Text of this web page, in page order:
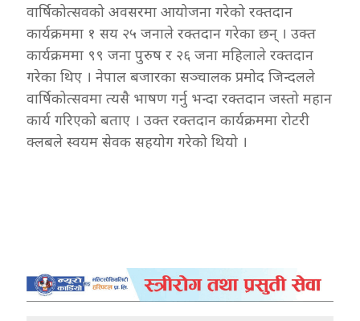
वार्षिकोत्सवको अवसरमा आयोजना गरेको रक्तदान
कार्यक्रममा १ सय २५ जनाले रक्तदान गरेका छन् । उक्त
कार्यक्रममा ९९ जना पुरुष र २६ जना महिलाले रक्तदान
गरेका थिए । नेपाल बजारका सञ्चालक प्रमोद जिन्दलले
वार्षिकोत्सवमा त्यसै भाषण गर्नु भन्दा रक्तदान जस्तो महान
कार्य गरिएको बताए । उक्त रक्तदान कार्यक्रममा रोटरी
क्लबले स्वयम सेवक सहयोग गरेको थियो ।